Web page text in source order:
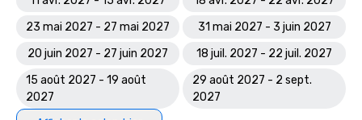
23 mai 2027 - 27 mai 2027
31 mai 2027 - 3 juin 2027
20 juin 2027 - 27 juin 2027
18 juil. 2027 - 22 juil. 2027
15 août 2027 - 19 août
2027
29 août 2027 - 2 sept.
2027